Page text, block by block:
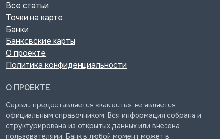
Все статьи
Точки на карте
Банки
Банковские карты
О проекте
Политика конфиденциальности
О ПРОЕКТЕ
Сервис предоставляется «как есть», не является
официальным справочником. Вся информация собрана и
структурирована из открытых данных или внесена
пользователями. Банк в любой момент может в